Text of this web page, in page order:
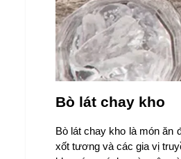
Bò lát chay kho
Bò lát chay kho là món
xốt tương và các gia vị